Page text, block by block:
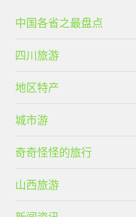
中国各省之最盘点
四川旅游
地区特产
城市游
奇奇怪怪的旅行
山西旅游